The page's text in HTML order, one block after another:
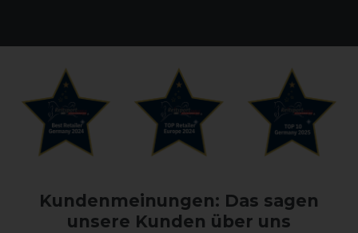
Kundenmeinungen: Das sagen
unsere Kunden über uns